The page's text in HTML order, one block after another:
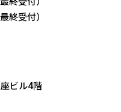
終受付）
ビル4階